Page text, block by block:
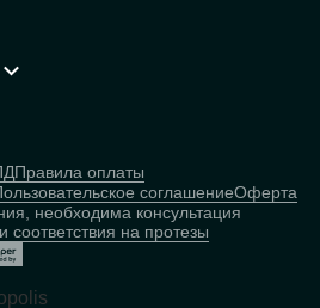
Правила оплаты
соглашениеОферта
необходима консультация
соответствия на протезы